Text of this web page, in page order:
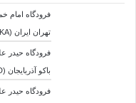
تهران ایران (IKA)
باکو آذربایجان (GYD) -